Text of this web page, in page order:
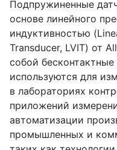
Подпружиненные
основе линейного
индуктивностью
Transducer, LVIT) от
собой
используются для
в лабораториях
приложений
автоматизации
промышленных и